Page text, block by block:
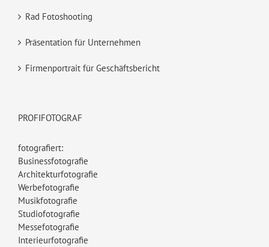
Rad Fotoshooting
Präsentation für Unternehmen
Firmenportrait für Geschäftsbericht
PROFIFOTOGRAF
fotografiert:
Businessfotografie
Architekturfotografie
Werbefotografie
Musikfotografie
Studiofotografie
Messefotografie
Interieurfotografie